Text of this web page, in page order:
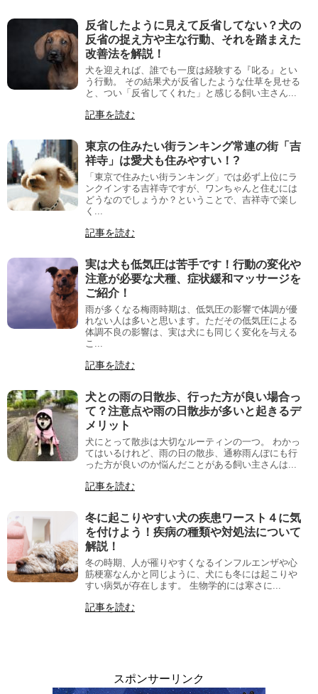
反省したように見えて反省してない？犬の
反省の捉え方や主な行動、それを踏まえた
改善法を解説！
犬を迎えれば、誰でも一度は経験する『叱る』とい
う行動。 その結果犬が反省したような仕草を見せる
と、つい「反省してくれた」と感じる飼い主さん...
記事を読む
東京の住みたい街ランキング常連の街「吉
祥寺」は愛犬も住みやすい！?
「東京で住みたい街ランキング」では必ず上位にラ
ンクインする吉祥寺ですが、ワンちゃんと住むには
どうなのでしょうか？ということで、吉祥寺で楽し
く...
記事を読む
実は犬も低気圧は苦手です！行動の変化や
注意が必要な犬種、症状緩和マッサージを
ご紹介！
雨が多くなる梅雨時期は、低気圧の影響で体調が優
れない人は多いと思います。ただその低気圧による
体調不良の影響は、実は犬にも同じく変化を与える
こ...
記事を読む
犬との雨の日散歩、行った方が良い場合っ
て？注意点や雨の日散歩が多いと起きるデ
メリット
犬にとって散歩は大切なルーティンの一つ。 わかっ
てはいるけれど、雨の日の散歩、通称雨んぽにも行
った方が良いのか悩んだことがある飼い主さんは...
記事を読む
冬に起こりやすい犬の疾患ワースト４に気
を付けよう！疾病の種類や対処法について
解説！
冬の時期、人が罹りやすくなるインフルエンザや心
筋梗塞なんかと同じように、犬にも冬には起こりや
すい病気が存在します。 生物学的には寒さに...
記事を読む
スポンサーリンク